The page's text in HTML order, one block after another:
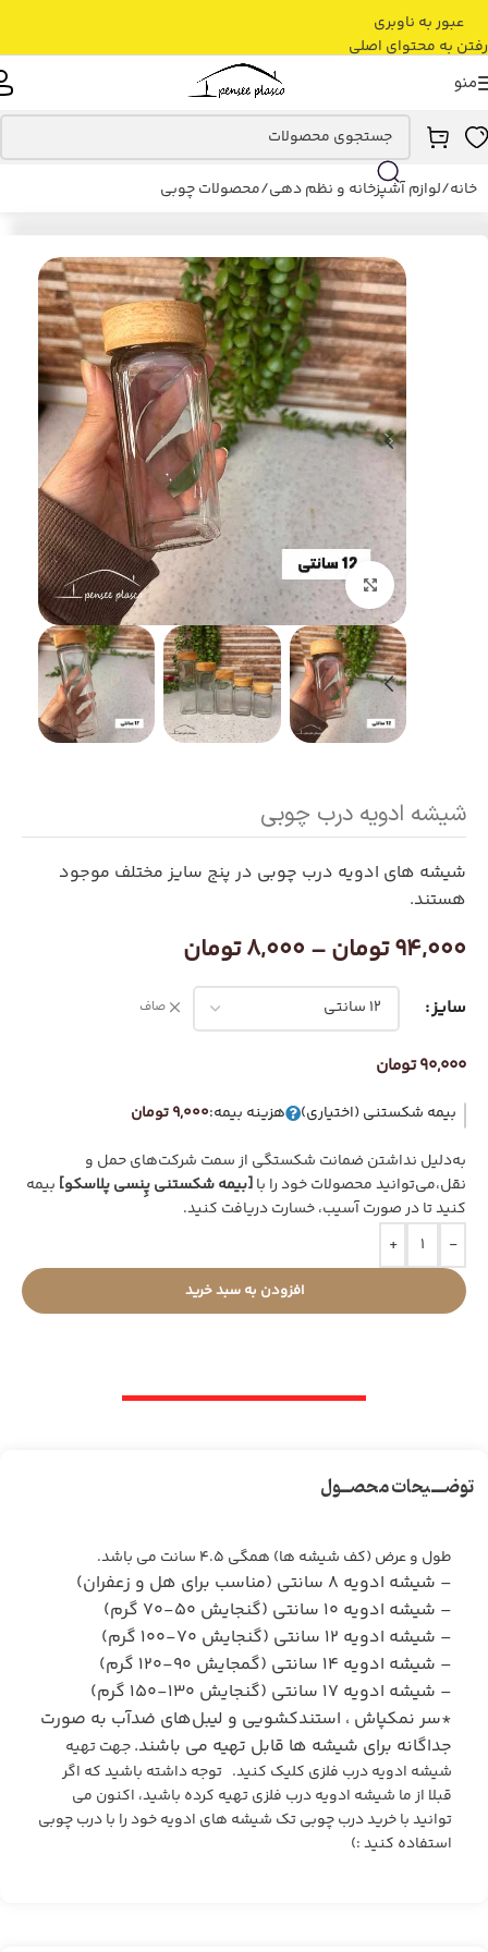
عبور به ناوبری
رفتن به محتوای اصلی
منو
خانه/لوازم آشپزخانه و نظم دهی/محصولات چوبی
بزرگنمایی تصویر
شیشه ادویه درب چوبی
شیشه های ادویه درب چوبی در پنج سایز مختلف موجود
هستند.
94,000تومان–
8,000تومان
سایز صاف
90,000تومان
به‌دلیل نداشتن ضمانت شکستگی از سمت شرکت‌های حمل و
نقل،می‌توانید محصولات خود را با[بیمه شکستنی پِنسی پلاسکو] بیمه
کنید تا در صورت آسیب، خسارت دریافت کنید.
بیمه شکستنی (اختیاری) هزینه بیمه:9,000 تومان
-
+
افزودن به سبد خرید
توضـــیحات محصــول
طول و عرض (کف شیشه ها) همگی ۴.۵ سانت می باشد.
– شیشه ادویه ۸ سانتی (مناسب برای هل و زعفران)
– شیشه ادویه ۱۰ سانتی (گنجایش ۵۰-۷۰ گرم)
– شیشه ادویه ۱۲ سانتی (گنجایش ۷۰-۱۰۰ گرم)
– شیشه ادویه ۱۴ سانتی (گمجایش ۹۰-۱۲۰ گرم)
– شیشه ادویه ۱۷ سانتی (گنجایش ۱۳۰-۱۵۰ گرم)
*سر نمکپاش ، استندکشویی و لیبل‌های ضدآب به صورت
جداگانه برای شیشه ها قابل تهیه می باشند.جهت تهیه
شیشه ادویه درب فلزی کلیک کنید. توجه داشته باشید که اگر
قبلا از ما شیشه ادویه درب فلزی تهیه کرده باشید، اکنون می
توانید با خرید درب چوبی تک شیشه های ادویه خود را با درب چوبی
استفاده کنید :)